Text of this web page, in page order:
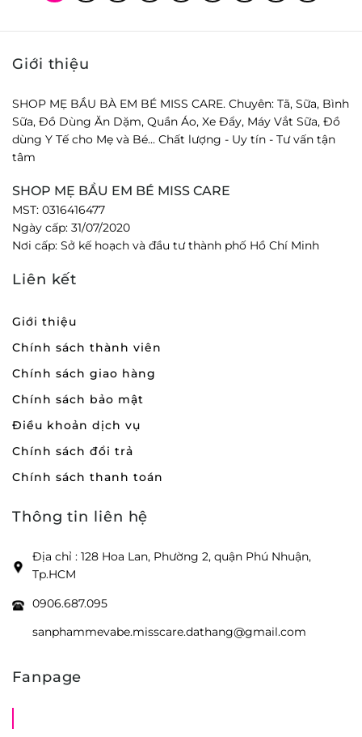
Giới thiệu
SHOP MẸ BẦU BÀ EM BÉ MISS CARE. Chuyên: Tã, Sữa, Bình
Sữa, Đồ Dùng Ăn Dặm, Quần Áo, Xe Đẩy, Máy Vắt Sữa, Đồ
dùng Y Tế cho Mẹ và Bé... Chất lượng - Uy tín - Tư vấn tận
tâm
SHOP MẸ BẦU EM BÉ MISS CARE
MST: 0316416477
Ngày cấp: 31/07/2020
Nơi cấp: Sở kế hoạch và đầu tư thành phố Hồ Chí Minh
Liên kết
Giới thiệu
Chính sách thành viên
Chính sách giao hàng
Chính sách bảo mật
Điều khoản dịch vụ
Chính sách đổi trả
Chính sách thanh toán
Thông tin liên hệ
Địa chỉ : 128 Hoa Lan, Phường 2, quận Phú Nhuận,
Tp.HCM
0906.687.095
sanphammevabe.misscare.dathang@gmail.com
Fanpage